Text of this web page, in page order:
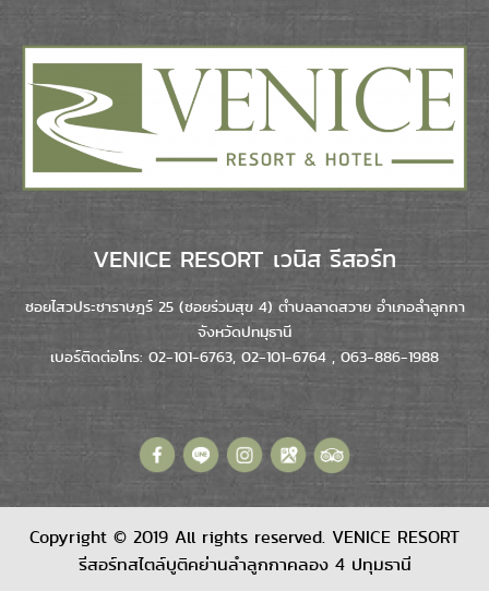
VENICE RESORT เวนิส รีสอร์ท
ซอยไสวประชาราษฎร์ 25 (ซอยร่วมสุข 4) ตำบลลาดสวาย อำเภอลำลูกกา
จังหวัดปทมุธานี
เบอร์ติดต่อโทร: 02-101-6763, 02-101-6764 , 063-886-1988
Copyright © 2019 All rights reserved. VENICE RESORT
รีสอร์ทสไตล์บูติคย่านลำลูกกาคลอง 4 ปทุมธานี